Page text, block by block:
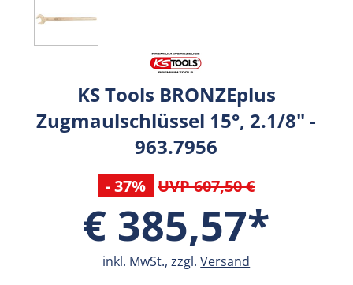
KS Tools BRONZEplus
Zugmaulschlüssel 15°, 2.1/8" -
963.7956
- 37% UVP 607,50 €
€ 385,57*
inkl. MwSt., zzgl.Versand